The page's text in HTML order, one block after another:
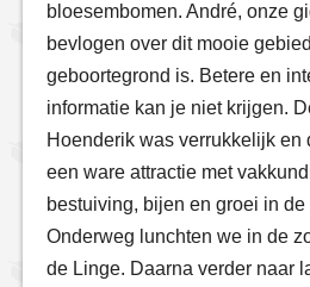
bloesembomen. André, onze
bevlogen over dit mooie
geboortegrond is. Betere en
informatie kan je niet krijgen.
Hoenderik was verrukkelijk en
een ware attractie met
bestuiving, bijen en groei in de
Onderweg lunchten we in de
de Linge. Daarna verder naar